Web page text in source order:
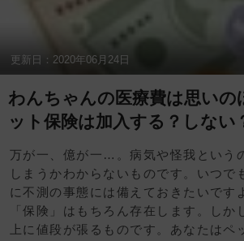
更新日： 2020年06月24日
わんちゃんの医療費は思い
ット保険は加入する？しない
万が一、億が一…。病気や怪我という
しまうかわからないものです。いつで
に不測の事態には備えておきたいです
「保険」はもちろん存在します。しか
上に値段が張るものです。あなたはペ